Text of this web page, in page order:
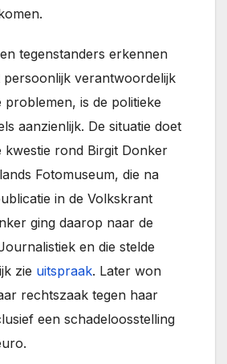
tegenstanders erkennen
persoonlijk verantwoordelijk
is de politieke
aanzienlijk. De situatie doet
kwestie rond Birgit Donker
Fotomuseum, die na
in de Volkskrant
ging daarop naar de
en die stelde
zie uitspraak. Later won
rechtszaak tegen haar
een schadeloosstelling